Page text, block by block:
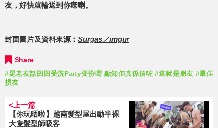
友，好快就輪返到你㗎喇。
封面圖片及資料來源： Surgas／imgur
Share
#昆老友話囝囝受洗Party要扮嘢 點知佢真係信咗 #這就是朋友 #最佳
損友
<上一篇
【你玩晒啦】越南髮型屋出動半裸
大隻髮型師吸客